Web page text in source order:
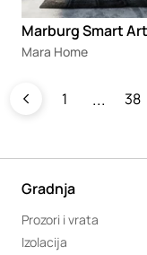
Mara Home
1 38
Gradnja
Prozori i vrata
Izolacija